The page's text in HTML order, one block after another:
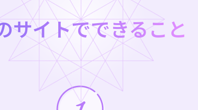
サイトでできること